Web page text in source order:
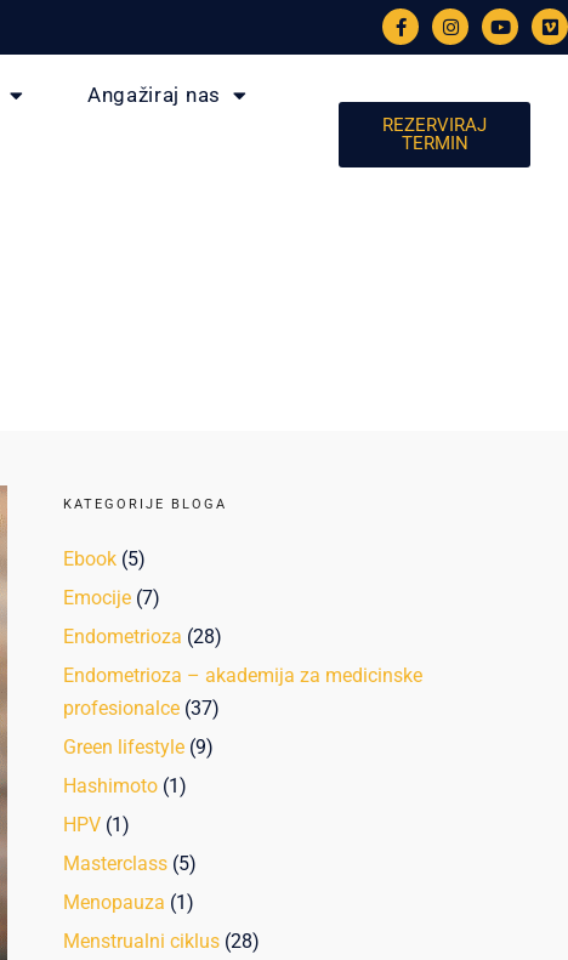
Angažiraj nas
REZERVIRAJ
TERMIN
KATEGORIJE BLOGA
Ebook (5)
Emocije (7)
Endometrioza (28)
Endometrioza – akademija za medicinske
profesionalce (37)
Green lifestyle (9)
Hashimoto (1)
HPV (1)
Masterclass (5)
Menopauza (1)
Menstrualni ciklus (28)